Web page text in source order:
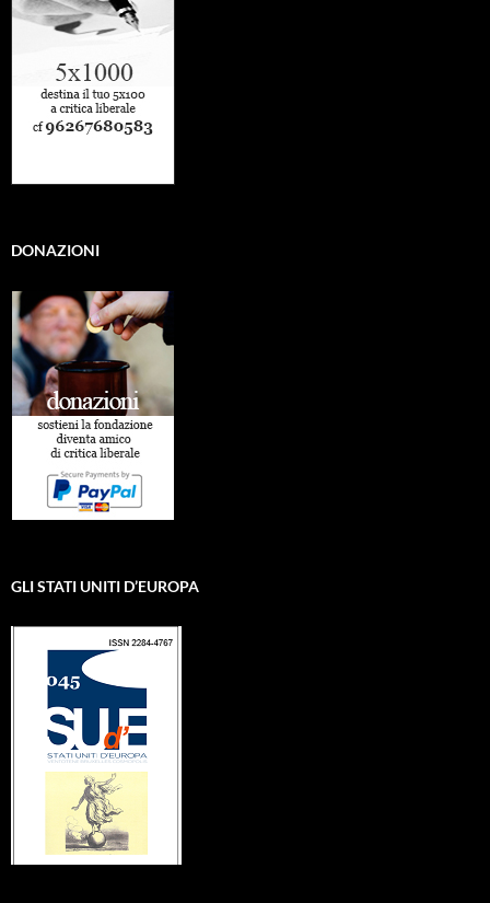
DONAZIONI
GLI STATI UNITI D’EUROPA